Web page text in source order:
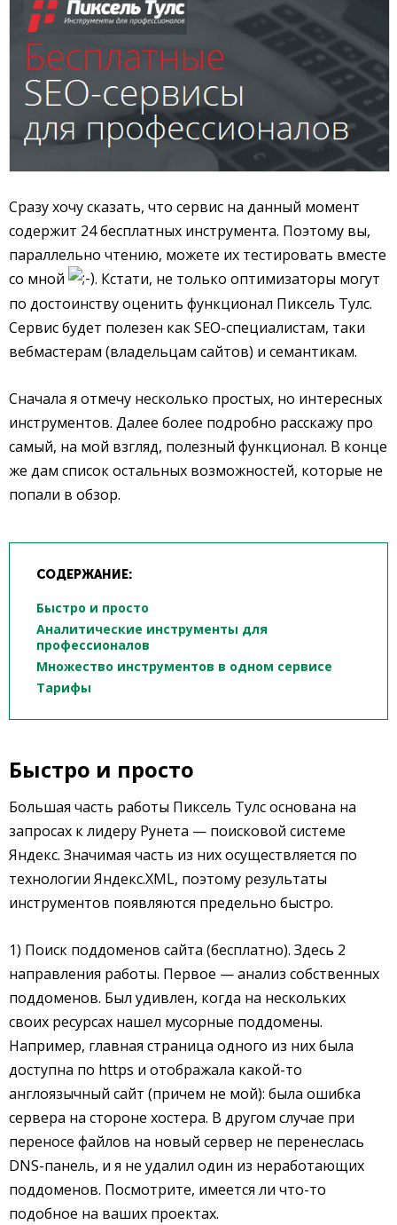
Сразу хочу сказать, что сервис на данный момент
содержит 24 бесплатных инструмента. Поэтому вы,
параллельно чтению, можете их тестировать вместе
со мной
. Кстати, не только оптимизаторы могут
по достоинству оценить функционал Пиксель Тулс.
Сервис будет полезен как SEO-специалистам, таки
вебмастерам (владельцам сайтов) и семантикам.
Сначала я отмечу несколько простых, но интересных
инструментов. Далее более подробно расскажу про
самый, на мой взгляд, полезный функционал. В конце
же дам список остальных возможностей, которые не
попали в обзор.
СОДЕРЖАНИЕ:
Быстро и просто
Аналитические инструменты для
профессионалов
Множество инструментов в одном сервисе
Тарифы
Быстро и просто
Большая часть работы Пиксель Тулс основана на
запросах к лидеру Рунета — поисковой системе
Яндекс. Значимая часть из них осуществляется по
технологии Яндекс.XML, поэтому результаты
инструментов появляются предельно быстро.
1) Поиск поддоменов сайта (бесплатно). Здесь 2
направления работы. Первое — анализ собственных
поддоменов. Был удивлен, когда на нескольких
своих ресурсах нашел мусорные поддомены.
Например, главная страница одного из них была
доступна по https и отображала какой-то
англоязычный сайт (причем не мой): была ошибка
сервера на стороне хостера. В другом случае при
переносе файлов на новый сервер не перенеслась
DNS-панель, и я не удалил один из неработающих
поддоменов. Посмотрите, имеется ли что-то
подобное на ваших проектах.